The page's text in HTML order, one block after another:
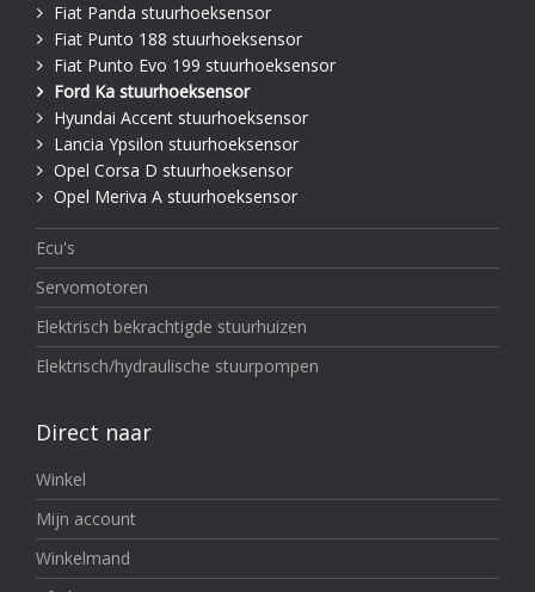
Fiat Panda stuurhoeksensor
Fiat Punto 188 stuurhoeksensor
Fiat Punto Evo 199 stuurhoeksensor
Ford Ka stuurhoeksensor
Hyundai Accent stuurhoeksensor
Lancia Ypsilon stuurhoeksensor
Opel Corsa D stuurhoeksensor
Opel Meriva A stuurhoeksensor
Ecu's
Servomotoren
Elektrisch bekrachtigde stuurhuizen
Elektrisch/hydraulische stuurpompen
Direct naar
Winkel
Mijn account
Winkelmand